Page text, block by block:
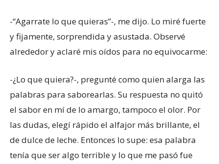
-“Agarrate lo que quieras”-, me dijo. Lo miré fuerte
y fijamente, sorprendida y asustada. Observé
alrededor y aclaré mis oídos para no equivocarme:
-¿Lo que quiera?-, pregunté como quien alarga las
palabras para saborearlas. Su respuesta no quitó
el sabor en mí de lo amargo, tampoco el olor. Por
las dudas, elegí rápido el alfajor más brillante, el
de dulce de leche. Entonces lo supe: esa palabra
tenía que ser algo terrible y lo que me pasó fue